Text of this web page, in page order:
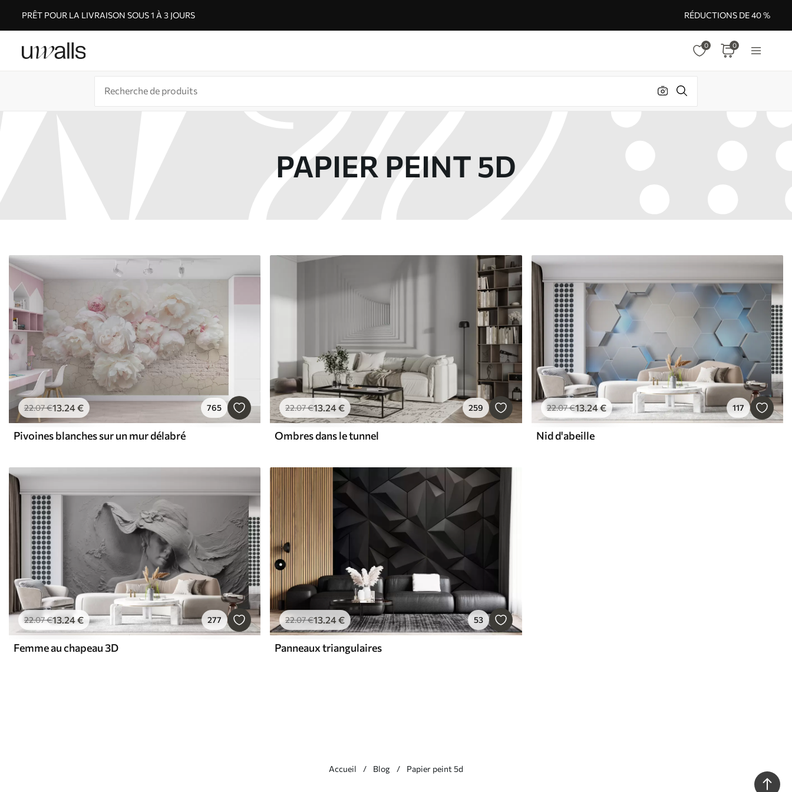
PRÊT POUR LA LIVRAISON SOUS 1 À 3 JOURS RÉDUCTIONS DE 40 %
0 0
PAPIER PEINT 5D
22.07€13.24€ 765
Pivoines blanches sur un mur délabré
22.07€13.24€ 259
Ombres dans le tunnel
22.07€13.24€ 117
Nid d'abeille
22.07€13 .24€ 277
Femme au chapeau 3D
22.07€13 .24€ 53
Panneaux triangulaires
Accueil Blog Papier peint 5d